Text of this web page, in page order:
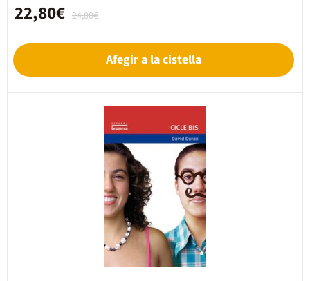
24,00€
22,80€
Afegir a la cistella